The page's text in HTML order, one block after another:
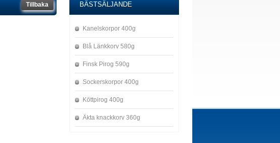
Tillbaka BÄSTSÄLJANDE
Kanelskorpor 400g
Blå Länkkorv 580g
Finsk Pirog 590g
Sockerskorpor 400g
Köttpirog 400g
Äkta knackkorv 360g